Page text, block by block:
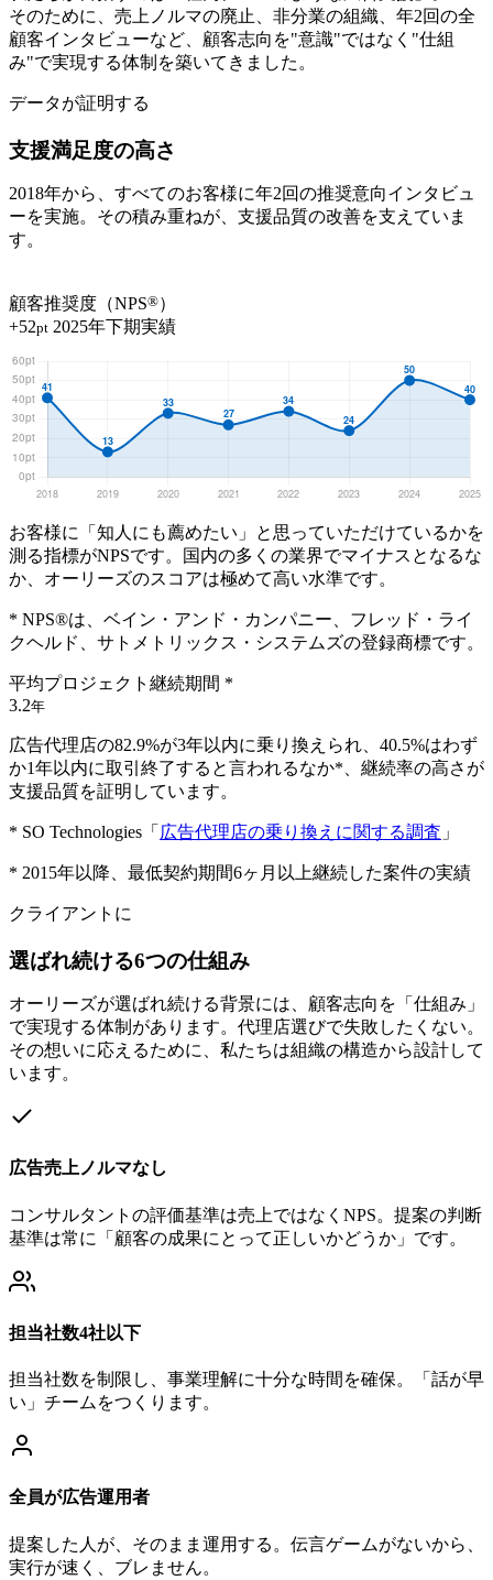
そのために、 売上ノルマの廃止、非分業の組織、年2回の全
顧客インタビューなど、顧客志向を"意識"ではなく"仕組
み"で実現する体制を築いてきました。
データが証明する
支援満足度の高さ
2018年から、すべてのお客様に年2回の推奨意向インタビュ
ーを実施。その積み重ねが、支援品質の改善を支えていま
す。
顧客推奨度（NPS®）
+52pt 2025年下期実績
お客様に「知人にも薦めたい」と思っていただけているかを
測る指標がNPSです。国内の多くの業界でマイナスとなるな
か、オーリーズのスコアは極めて高い水準です。
* NPS®は、ベイン・アンド・カンパニー、フレッド・ライ
クヘルド、サトメトリックス・システムズの登録商標です。
平均プロジェクト継続期間 *
3.2年
広告代理店の82.9%が3年以内に乗り換えられ、40.5%はわず
か1年以内に取引終了すると言われるなか*、継続率の高さが
支援品質を証明しています。
* SO Technologies「 広告代理店の乗り換えに関する調査 」
* 2015年以降、最低契約期間6ヶ月以上継続した案件の実績
クライアントに
選ばれ続ける6つの仕組み
オーリーズが選ばれ続ける背景には、顧客志向を「仕組み」
で実現する体制があります。代理店選びで失敗したくない。
その想いに応えるために、私たちは組織の構造から設計して
います。
広告売上ノルマなし
コンサルタントの評価基準は売上ではなくNPS。提案の判断
基準は常に「顧客の成果にとって正しいかどうか」です。
担当社数4社以下
担当社数を制限し、事業理解に十分な時間を確保。「話が早
い」チームをつくります。
全員が広告運用者
提案した人が、そのまま運用する。伝言ゲームがないから、
実行が速く、ブレません。